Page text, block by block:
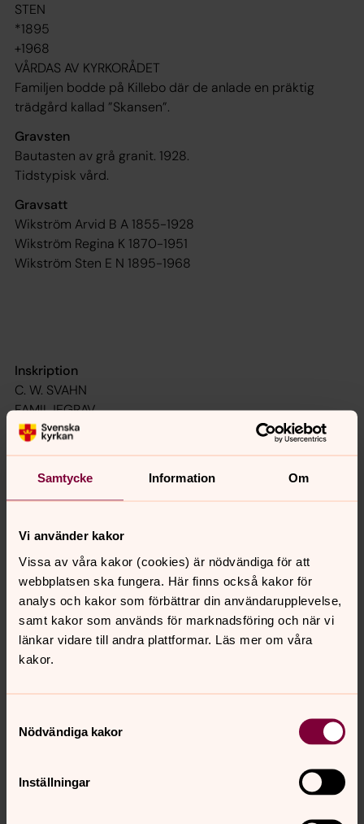
Samtycke Information Om
Vi använder kakor
Vissa av våra kakor (cookies) är nödvändiga för att
webbplatsen ska fungera. Här finns också kakor för
analys och kakor som förbättrar din användarupplevelse,
samt kakor som används för marknadsföring och när vi
länkar vidare till andra plattformar. Läs mer om våra
kakor.
Nödvändiga kakor
Inställningar
STEN
*1895
+1968
VÅRDAS AV KYRKORÅDET
Familjen bodde på Killebo där de anlade en präktig
trädgård kallad ”Skansen”.
Gravsten
Bautasten av grå granit. 1928.
Tidstypisk vård.
Gravsatt
Wikström Arvid B A 1855-1928
Wikström Regina K 1870-1951
Wikström Sten E N 1895-1968
Inskription
C. W. SVAHN
FAMILJEGRAV
Carl Johan var mjölnare, Dorotea hushållerska.
Gravsten
Bautasten av grå granit.
Tidstypisk vård.
Gravsatt
Svahn Carl Viktor 1857-1938
Svahn Dorotea 1879-1940